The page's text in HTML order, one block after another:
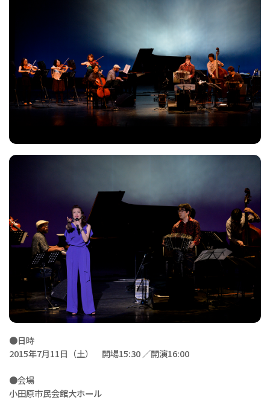
●日時
2015年7月11日（土） 開場15:30 ／開演16:00
●会場
小田原市民会館大ホール